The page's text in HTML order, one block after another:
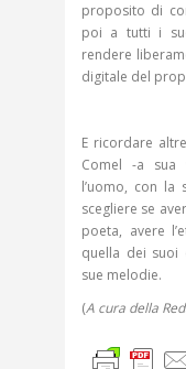
proposito di
poi a tutti i
rendere
digitale del
E ricordare
Comel -a sua
l’uomo, con
scegliere se
poeta, avere
quella dei suoi
sue melodie.
(A cura della